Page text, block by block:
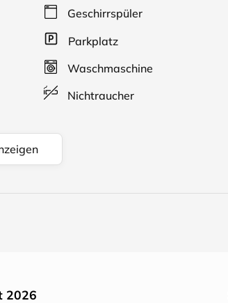
Geschirrspüler
Parkplatz
Waschmaschine
Nichtraucher
2026